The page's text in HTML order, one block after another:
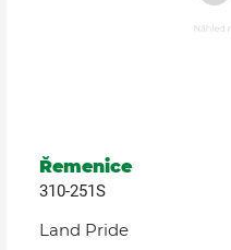
Řemenice
310-251S
Land Pride